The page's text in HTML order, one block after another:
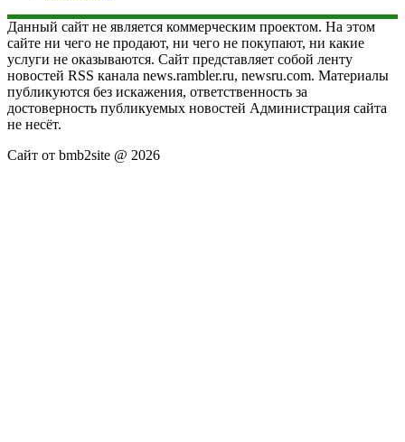
Данный сайт не является коммерческим проектом. На этом
сайте ни чего не продают, ни чего не покупают, ни какие
услуги не оказываются. Сайт представляет собой ленту
новостей RSS канала news.rambler.ru, newsru.com. Материалы
публикуются без искажения, ответственность за
достоверность публикуемых новостей Администрация сайта
не несёт.
Сайт от bmb2site @ 2026